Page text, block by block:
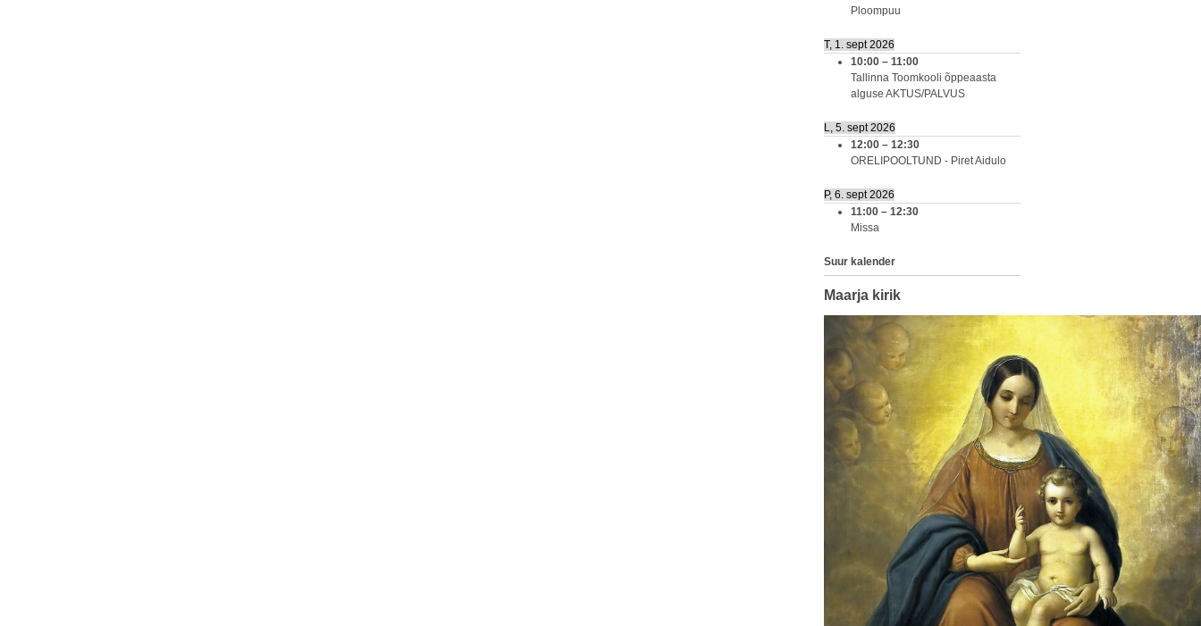
Ploompuu
T, 1. sept 2026
10:00 – 11:00
Tallinna Toomkooli õppeaasta
alguse AKTUS/PALVUS
L, 5. sept 2026
12:00 – 12:30
ORELIPOOLTUND - Piret Aidulo
P, 6. sept 2026
11:00 – 12:30
Missa
Suur kalender
Maarja kirik